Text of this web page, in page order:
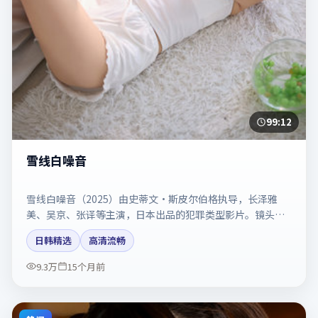
99:12
雪线白噪音
雪线白噪音（2025）由史蒂文·斯皮尔伯格执导，长泽雅
美、吴京、张译等主演，日本出品的犯罪类型影片。镜头克
制却充满张力，人物弧光完整。剧情简介与主创信息可供检
索参考，上映日期以片方资料为准。
日韩精选
高清流畅
9.3万
15个月前